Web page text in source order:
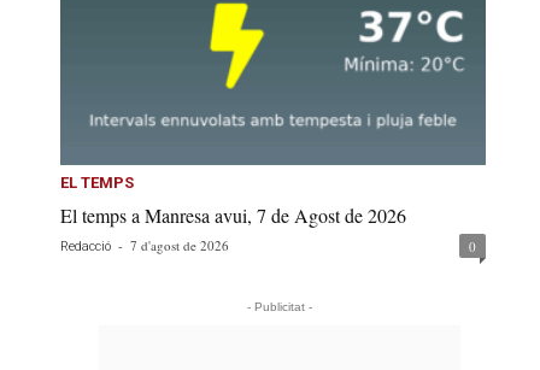
EL TEMPS
El temps a Manresa avui, 7 de Agost de 2026
Redacció - 7 d'agost de 2026 0
- Publicitat -